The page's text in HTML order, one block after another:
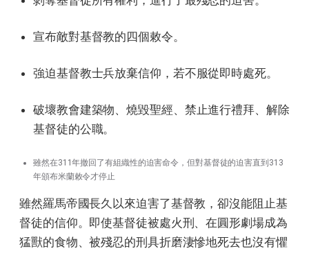
宣布敵對基督教的四個敕令。
強迫基督教士兵放棄信仰，若不服從即時處死。
破壞教會建築物、燒毀聖經、禁止進行禮拜、解除
基督徒的公職。
雖然在311年撤回了有組織性的迫害命令，但對基督徒的迫害直到313
年頒布米蘭敕令才停止
雖然羅馬帝國長久以來迫害了基督教，卻沒能阻止基
督徒的信仰。即使基督徒被處火刑、在圓形劇場成為
猛獸的食物、被殘忍的刑具折磨淒慘地死去也沒有懼